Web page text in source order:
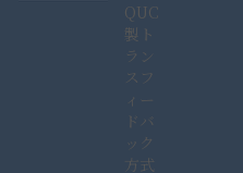
QUCC
製ト
ラン
スフ
ィー
ドバ
ック
方式